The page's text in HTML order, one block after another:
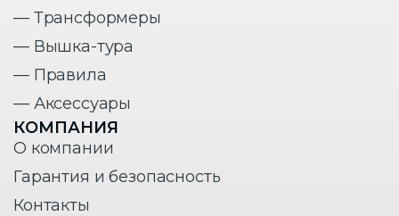
— Трансформеры
— Вышка-тура
— Правила
— Аксессуары
КОМПАНИЯ
О компании
Гарантия и безопасность
Контакты